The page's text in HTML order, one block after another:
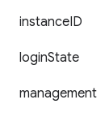
instanceID
loginState
management